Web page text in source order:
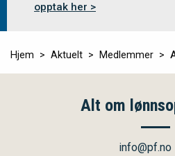
opptak her >
Hjem Aktuelt Medlemmer
Alt om
info@pf.no